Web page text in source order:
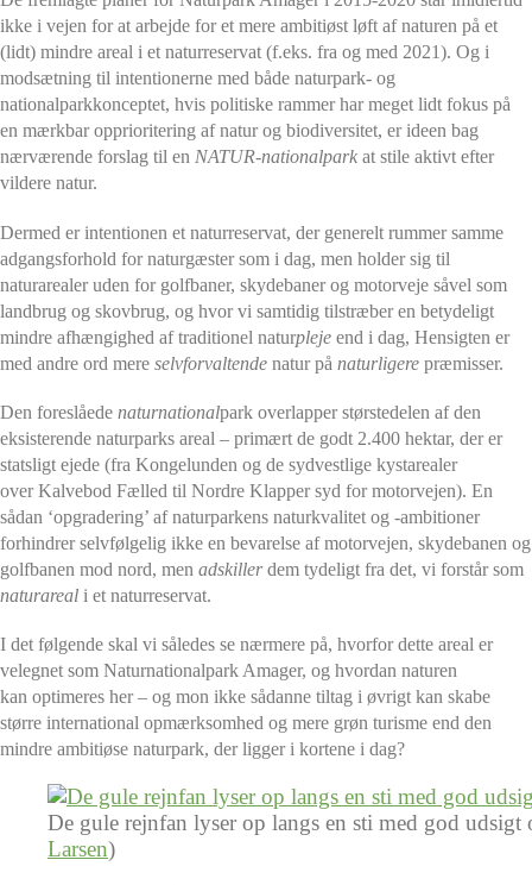
ikke i vejen for at arbejde for et mere ambitiøst løft af naturen på et
(lidt) mindre areal i et naturreservat (f.eks. fra og med 2021). Og i
modsætning til intentionerne med både naturpark- og
nationalparkkonceptet, hvis politiske rammer har meget lidt fokus på
en mærkbar opprioritering af natur og biodiversitet, er ideen bag
nærværende forslag til en NATUR-nationalpark at stile aktivt efter
vildere natur.
Dermed er intentionen et naturreservat, der generelt rummer samme
adgangsforhold for naturgæster som i dag, men holder sig til
naturarealer uden for golfbaner, skydebaner og motorveje såvel som
landbrug og skovbrug, og hvor vi samtidig tilstræber en betydeligt
mindre afhængighed af traditionel naturpleje end i dag, Hensigten er
med andre ord mere selvforvaltende natur på naturligere præmisser.
Den foreslåede naturnationalpark overlapper størstedelen af den
eksisterende naturparks areal – primært de godt 2.400 hektar, der er
statsligt ejede (fra Kongelunden og de sydvestlige kystarealer
over Kalvebod Fælled til Nordre Klapper syd for motorvejen). En
sådan ‘opgradering’ af naturparkens naturkvalitet og -ambitioner
forhindrer selvfølgelig ikke en bevarelse af motorvejen, skydebanen og
golfbanen mod nord, men adskillerdem tydeligt fra det, vi forstår som
naturareal i et naturreservat.
I det følgende skal vi således se nærmere på, hvorfor dette areal er
velegnet som Naturnationalpark Amager, og hvordan naturen
kan optimeres her – og mon ikke sådanne tiltag i øvrigt kan skabe
større international opmærksomhed og mere grøn turisme end den
mindre ambitiøse naturpark, der ligger i kortene i dag?
De gule rejnfan lyser op langs en sti med god udsigt
Larsen)